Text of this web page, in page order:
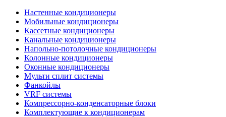
Настенные кондиционеры
Мобильные кондиционеры
Кассетные кондиционеры
Канальные кондиционеры
Напольно-потолочные кондиционеры
Колонные кондиционеры
Оконные кондиционеры
Мульти сплит системы
Фанкойлы
VRF системы
Компрессорно-конденсаторные блоки
Комплектующие к кондиционерам